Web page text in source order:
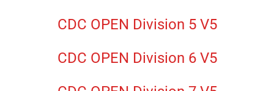
CDC OPEN Division 5 V5
CDC OPEN Division 6 V5